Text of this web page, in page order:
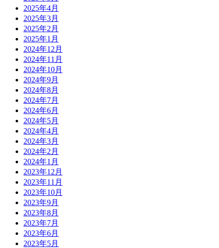
2025年4月
2025年3月
2025年2月
2025年1月
2024年12月
2024年11月
2024年10月
2024年9月
2024年8月
2024年7月
2024年6月
2024年5月
2024年4月
2024年3月
2024年2月
2024年1月
2023年12月
2023年11月
2023年10月
2023年9月
2023年8月
2023年7月
2023年6月
2023年5月